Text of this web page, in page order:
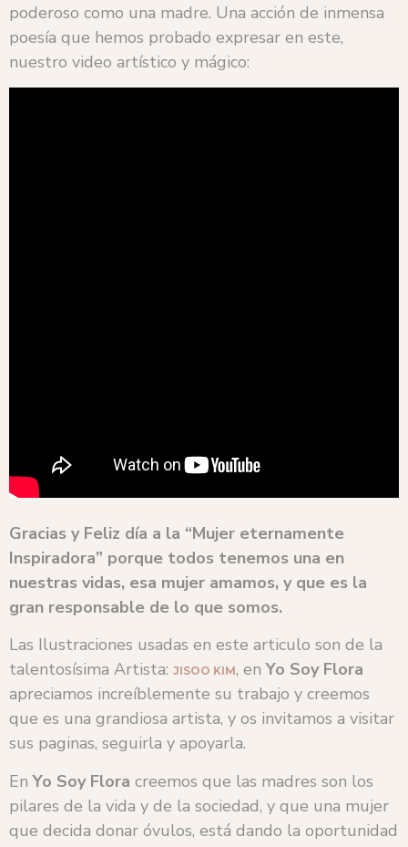
poderoso como una madre. Una acción de inmensa
poesía que hemos probado expresar en este,
nuestro video artístico y mágico:
Gracias y Feliz día a la “Mujer eternamente
Inspiradora” porque todos tenemos una en
nuestras vidas, esa mujer amamos, y que es la
gran responsable de lo que somos.
Las Ilustraciones usadas en este articulo son de la
talentosísima Artista: JISOO KIM, enYo Soy Flora
apreciamos increíblemente su trabajo y creemos
que es una grandiosa artista, y os invitamos a visitar
sus paginas, seguirla y apoyarla.
EnYo Soy Flora creemos que las madres son los
pilares de la vida y de la sociedad, y que una mujer
que decida donar óvulos, está dando la oportunidad